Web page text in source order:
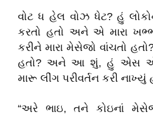
વોટ ધ હેલ વોઝ ધેટ? હું
કરતો હતો અને એ મારા
કરીને મારા મેસેજો વાંચતો
હતો? અને આ શું, હું એસ
મારૂ લીંગ પરીવર્તન કરી નાખ્યું
“અરે ભાઇ, તને કોઇનાં